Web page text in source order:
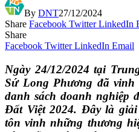
By DNT27/12/2024
Share Facebook Twitter LinkedIn
Share
Facebook Twitter LinkedIn Email
Ngày 24/12/2024 tại
Sứ Long Phương đã
danh sách doanh nghiệp
Đất Việt 2024. Đây là
tôn vinh những thương